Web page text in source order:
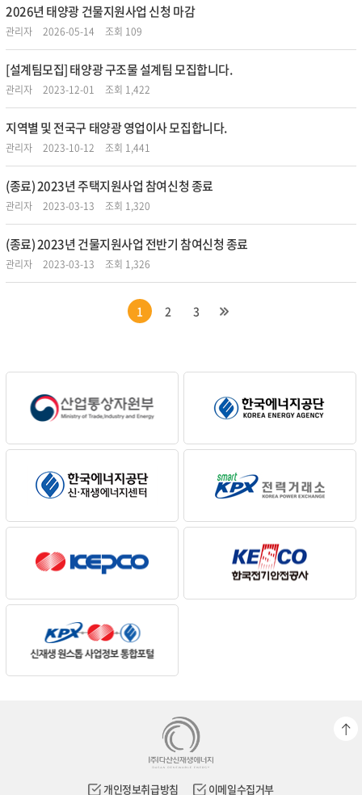
2026년 태양광 건물지원사업 신청 마감
관리자 2026-05-14 조회 109
[설계팀모집] 태양광 구조물 설계팀 모집합니다.
관리자 2023-12-01 조회 1,422
지역별 및 전국구 태양광 영업이사 모집합니다.
관리자 2023-10-12 조회 1,441
(종료) 2023년 주택지원사업 참여신청 종료
관리자 2023-03-13 조회 1,320
(종료) 2023년 건물지원사업 전반기 참여신청 종료
관리자 2023-03-13 조회 1,326
1 2 3
개인정보취급방침 이메일수집거부